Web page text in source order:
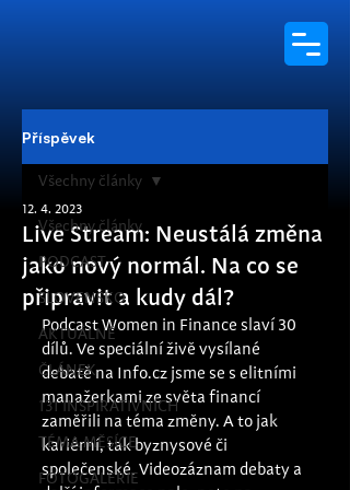
Příspěvek
Všechny články
PODCAST
SLOVENSKO
AKTUÁLNĚ
ČLÁNEK
131 INSPIRATIVNÍCH
TÉMA MĚSÍCE
FOTOGALERIE
Všechny články
Live Stream: Neustálá změna
jako nový normál. Na co se
připravit a kudy dál?
12. 4. 2023
Podcast Women in Finance slaví 30
dílů. Ve speciální živě vysílané
debatě na Info.cz jsme se s elitními
manažerkami ze světa financí
zaměřili na téma změny. A to jak
kariérní, tak byznysové či
společenské. Videozáznam debaty a